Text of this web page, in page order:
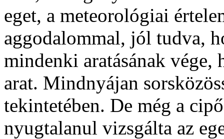
eget, a meteorológiai
aggodalommal, jól tudva,
mindenki aratásának
arat. Mindnyájan
tekintetében. De még a
nyugtalanul vizsgálta az